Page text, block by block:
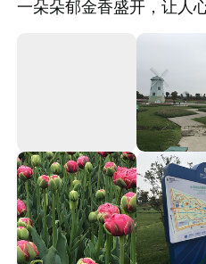
一朵朵郁金香盛开，让人